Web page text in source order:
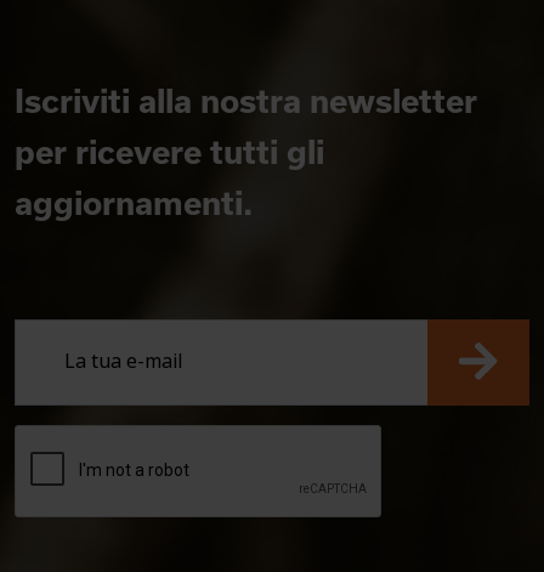
Iscriviti alla nostra newsletter
per ricevere tutti gli
aggiornamenti.